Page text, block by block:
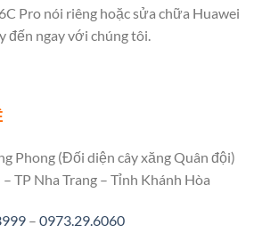
Pro nói riêng hoặc sửa chữa Huawei
đến ngay với chúng tôi.
Phong (Đối diện cây xăng Quân đội)
TP Nha Trang – Tỉnh Khánh Hòa
– 0973.29.6060